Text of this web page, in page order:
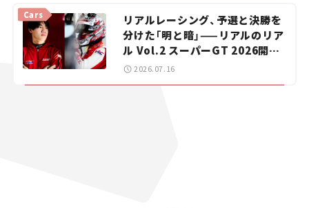
リアルレーシング、予選と決勝を
分けた「明と暗」——リアルのリア
ル Vol.2 スーパーGT 2026開幕
戦 岡山国際サーキット
Cars
2026.07.16